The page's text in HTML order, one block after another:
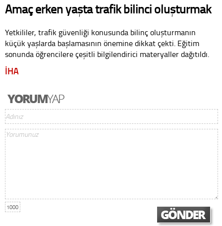
Amaç erken yaşta trafik bilinci oluşturmak
Yetkililer, trafik güvenliği konusunda bilinç oluşturmanın
küçük yaşlarda başlamasının önemine dikkat çekti. Eğitim
sonunda öğrencilere çeşitli bilgilendirici materyaller dağıtıldı.
İHA
1000